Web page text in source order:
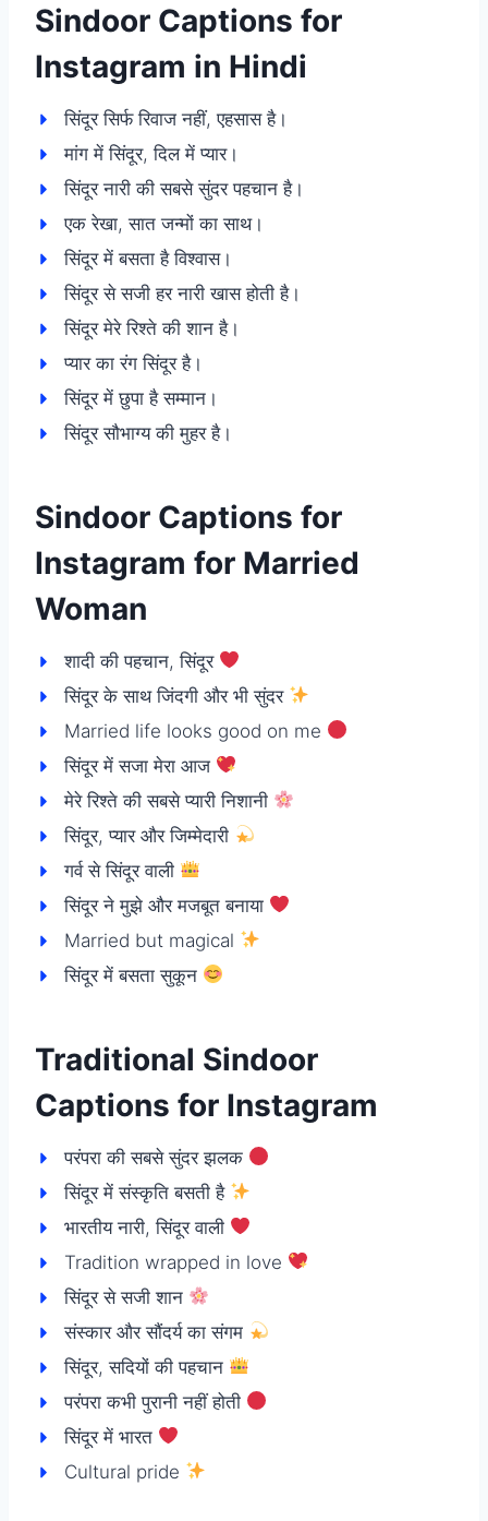
Sindoor Captions for
Instagram in Hindi
सिंदूर सिर्फ रिवाज नहीं, एहसास है।
मांग में सिंदूर, दिल में प्यार।
सिंदूर नारी की सबसे सुंदर पहचान है।
एक रेखा, सात जन्मों का साथ।
सिंदूर में बसता है विश्वास।
सिंदूर से सजी हर नारी खास होती है।
सिंदूर मेरे रिश्ते की शान है।
प्यार का रंग सिंदूर है।
सिंदूर में छुपा है सम्मान।
सिंदूर सौभाग्य की मुहर है।
Sindoor Captions for
Instagram for Married
Woman
शादी की पहचान, सिंदूर
सिंदूर के साथ जिंदगी और भी सुंदर
Married life looks good on me
सिंदूर में सजा मेरा आज
मेरे रिश्ते की सबसे प्यारी निशानी
सिंदूर, प्यार और जिम्मेदारी
गर्व से सिंदूर वाली
सिंदूर ने मुझे और मजबूत बनाया
Married but magical
सिंदूर में बसता सुकून
Traditional Sindoor
Captions for Instagram
परंपरा की सबसे सुंदर झलक
सिंदूर में संस्कृति बसती है
भारतीय नारी, सिंदूर वाली
Tradition wrapped in love
सिंदूर से सजी शान
संस्कार और सौंदर्य का संगम
सिंदूर, सदियों की पहचान
परंपरा कभी पुरानी नहीं होती
सिंदूर में भारत
Cultural pride